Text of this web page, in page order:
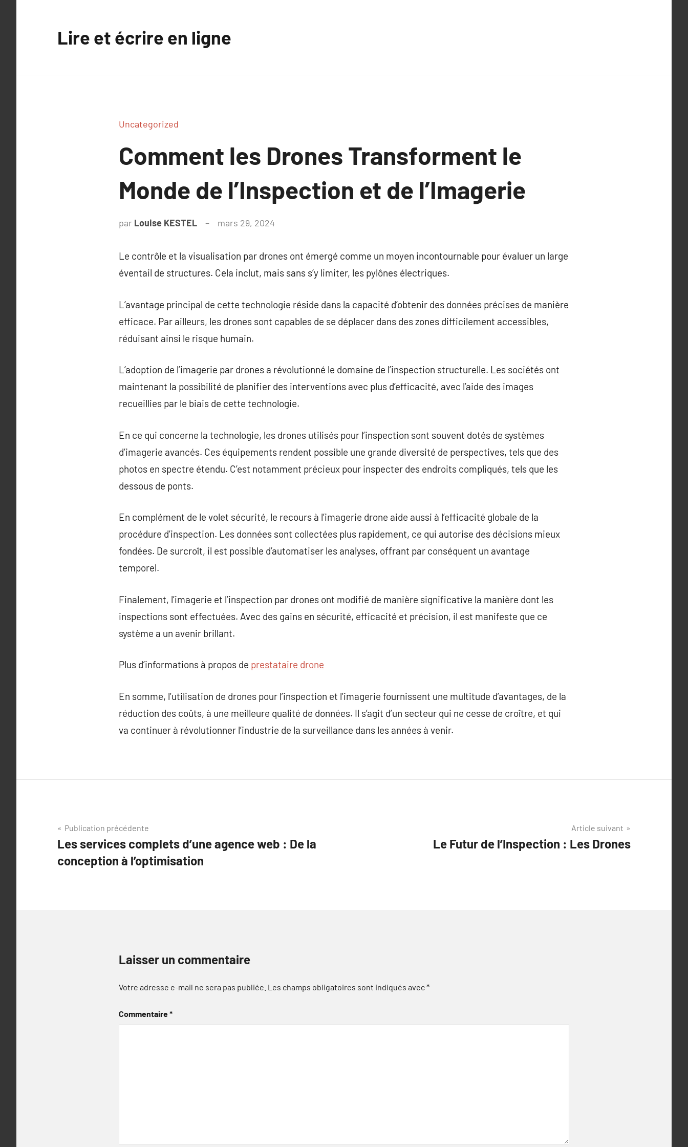
Lire et écrire en ligne
Uncategorized
Comment les Drones Transforment le
Monde de l’Inspection et de l’Imagerie
par Louise KESTEL mars 29, 2024
Le contrôle et la visualisation par drones ont émergé comme un moyen incontournable pour évaluer un large
éventail de structures. Cela inclut, mais sans s’y limiter, les pylônes électriques.
L’avantage principal de cette technologie réside dans la capacité d’obtenir des données précises de manière
efficace. Par ailleurs, les drones sont capables de se déplacer dans des zones difficilement accessibles,
réduisant ainsi le risque humain.
L’adoption de l’imagerie par drones a révolutionné le domaine de l’inspection structurelle. Les sociétés ont
maintenant la possibilité de planifier des interventions avec plus d’efficacité, avec l’aide des images
recueillies par le biais de cette technologie.
En ce qui concerne la technologie, les drones utilisés pour l’inspection sont souvent dotés de systèmes
d’imagerie avancés. Ces équipements rendent possible une grande diversité de perspectives, tels que des
photos en spectre étendu. C’est notamment précieux pour inspecter des endroits compliqués, tels que les
dessous de ponts.
En complément de le volet sécurité, le recours à l’imagerie drone aide aussi à l’efficacité globale de la
procédure d’inspection. Les données sont collectées plus rapidement, ce qui autorise des décisions mieux
fondées. De surcroît, il est possible d’automatiser les analyses, offrant par conséquent un avantage
temporel.
Finalement, l’imagerie et l’inspection par drones ont modifié de manière significative la manière dont les
inspections sont effectuées. Avec des gains en sécurité, efficacité et précision, il est manifeste que ce
système a un avenir brillant.
Plus d’informations à propos de prestataire drone
En somme, l’utilisation de drones pour l’inspection et l’imagerie fournissent une multitude d’avantages, de la
réduction des coûts, à une meilleure qualité de données. Il s’agit d’un secteur qui ne cesse de croître, et qui
va continuer à révolutionner l’industrie de la surveillance dans les années à venir.
Navigation
de
l’article
Publication précédente
Les services complets d’une agence web : De la
conception à l’optimisation
Article suivant
Le Futur de l’Inspection : Les Drones
Laisser un commentaire
Votre adresse e-mail ne sera pas publiée. Les champs obligatoires sont indiqués avec*
Commentaire*